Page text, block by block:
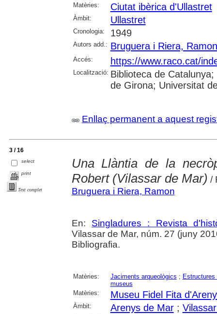
Matèries:
Ciutat ibèrica d'Ullastret
Àmbit: Ullastret
Cronologia: 1949
Autors add.: Bruguera i Riera, Ramon
Accés: https://www.raco.cat/
Localització: Biblioteca de
de Girona; Universitat
Enllaç permanent a aquest
3 / 16
select
print
Text complet
Una Llàntia de la
Robert (Vilassar de Mar) /
Bruguera i Riera, Ramon
En: Singladures : Revista
Vilassar de Mar, núm. 27 (juny
Bibliografia.
Matèries: Jaciments arqueològics ; Estructures
museus
Matèries:
Museu Fidel Fita
Àmbit: Arenys de Mar;